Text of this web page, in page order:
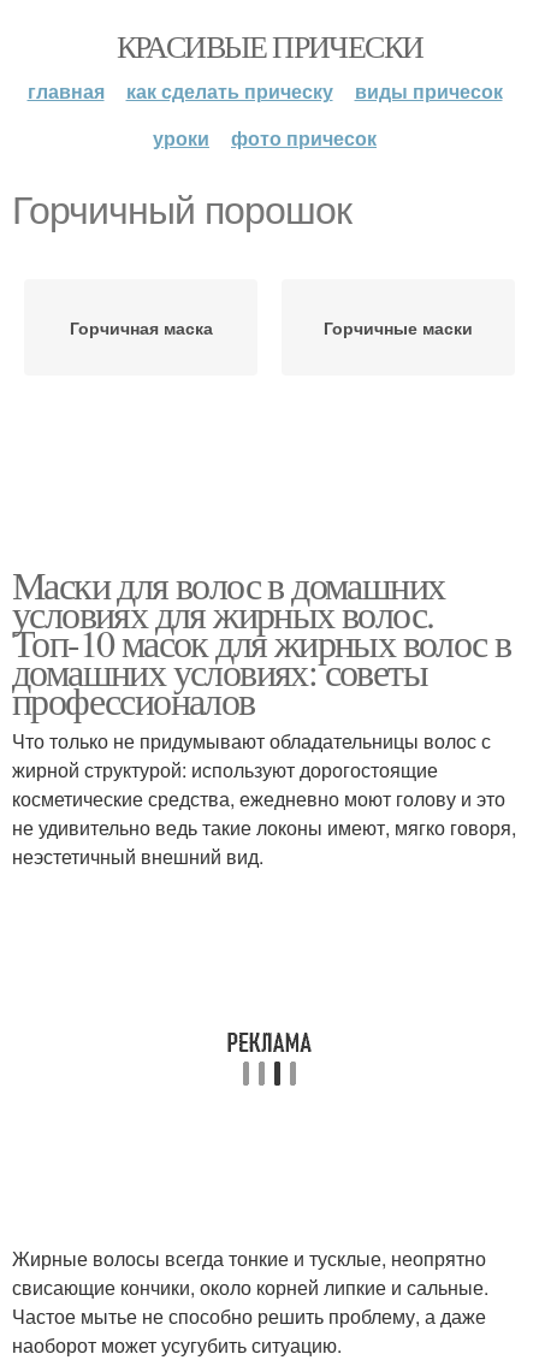
КРАСИВЫЕ ПРИЧЕСКИ
главная как сделать прическу
виды причесок
уроки
фото причесок
Горчичный порошок
Горчичная маска Горчичные маски
Маски для волос в домашних
условиях для жирных волос.
Топ-10 масок для жирных волос в
домашних условиях: советы
профессионалов
Что только не придумывают обладательницы волос с
жирной структурой: используют дорогостоящие
косметические средства, ежедневно моют голову и это
не удивительно ведь такие локоны имеют, мягко говоря,
неэстетичный внешний вид.
Жирные волосы всегда тонкие и тусклые, неопрятно
свисающие кончики, около корней липкие и сальные.
Частое мытье не способно решить проблему, а даже
наоборот может усугубить ситуацию.